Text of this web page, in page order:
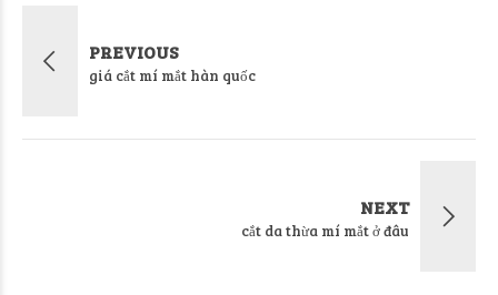
PREVIOUS
giá cắt mí mắt hàn quốc
NEXT
cắt da thừa mí mắt ở đâu